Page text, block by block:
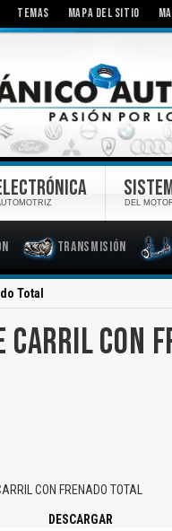
TEMAS MAPA DEL SITIO
Transmisión
DEL
Total
CARRIL CON
CON FRENADO TOTAL
DESCARGAR